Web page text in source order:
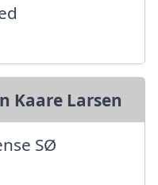
Kaare Larsen
SØ